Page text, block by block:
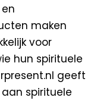
maken
voor
hun spirituele
geeft
spirituele